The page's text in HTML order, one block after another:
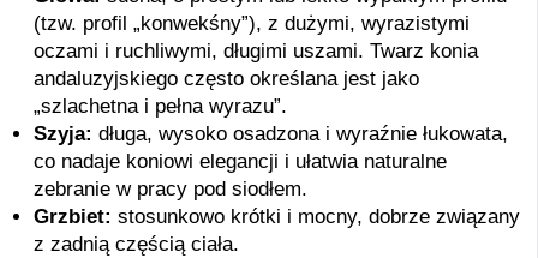
(tzw. profil „konwekśny”), z dużymi, wyrazistymi
oczami i ruchliwymi, długimi uszami. Twarz konia
andaluzyjskiego często określana jest jako
„szlachetna i pełna wyrazu”.
Szyja: długa, wysoko osadzona i wyraźnie łukowata,
co nadaje koniowi elegancji i ułatwia naturalne
zebranie w pracy pod siodłem.
Grzbiet: stosunkowo krótki i mocny, dobrze związany
z zadnią częścią ciała.